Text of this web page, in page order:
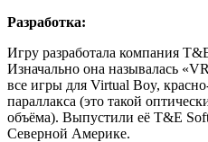
Разработка:
Игру разработала компания
Изначально она называлась
все игры для Virtual Boy,
параллакса (это такой
объёма). Выпустили её T&E
Северной Америке.